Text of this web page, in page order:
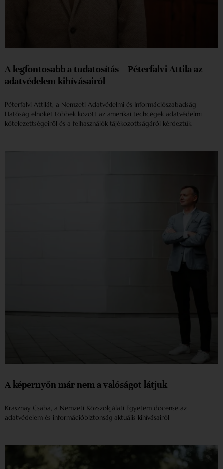
A legfontosabb a tudatosítás – Péterfalvi Attila az
adatvédelem kihívásairól
Péterfalvi Attilát, a Nemzeti Adatvédelmi és Információszabadság
Hatóság elnökét többek között az amerikai techcégek adatvédelmi
kötelezettségeiről és a felhasználók tájékozottságáról kérdeztük.
A képernyőn már nem a valóságot látjuk
Krasznay Csaba, a Nemzeti Közszolgálati Egyetem docense az
adatvédelem és információbiztonság aktuális kihívásairól